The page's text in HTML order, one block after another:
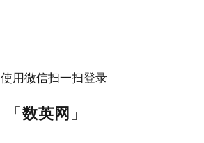
使用微信扫一扫登录
「数英网 」